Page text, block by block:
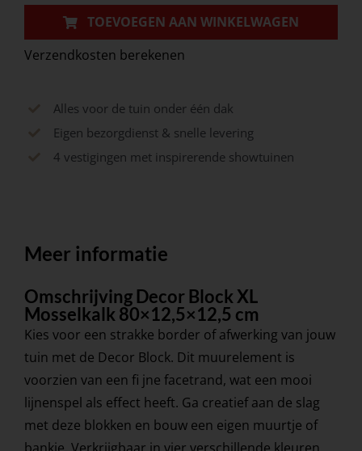
TOEVOEGEN AAN WINKELWAGEN
Verzendkosten berekenen
Alles voor de tuin onder één dak
Eigen bezorgdienst & snelle levering
4 vestigingen met inspirerende showtuinen
Meer informatie
Omschrijving Decor Block XL
Mosselkalk 80×12,5×12,5 cm
Kies voor een strakke border of afwerking van jouw
tuin met de Decor Block. Dit muurelement is
voorzien van een fi jne facetrand, wat een mooi
lijnenspel als effect heeft. Ga creatief aan de slag
met deze blokken en bouw een eigen muurtje of